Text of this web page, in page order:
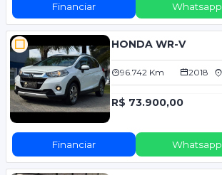
Financiar Whatsapp
HONDA WR-V
96.742 Km 2018
R$ 73.900,00
Financiar Whatsapp